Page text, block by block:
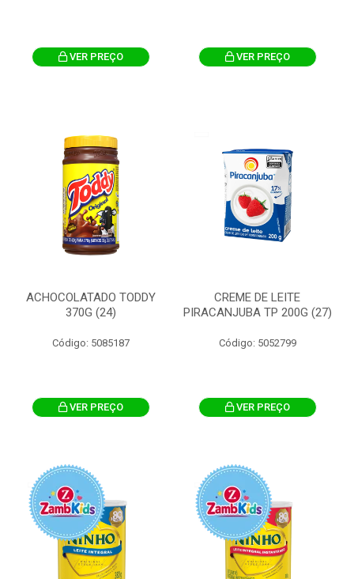
VER PREÇO VER PREÇO
ACHOCOLATADO TODDY
370G (24)
Código: 5085187
VER PREÇO
CREME DE LEITE
PIRACANJUBA TP 200G (27)
Código: 5052799
VER PREÇO